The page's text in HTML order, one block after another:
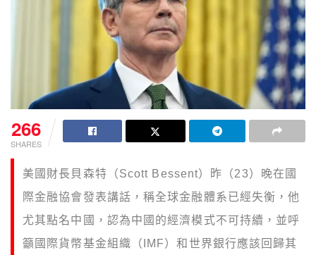
266
SHARES
美國財長貝森特（Scott Bessent）昨（23）晚在國
際金融協會發表講話，稱全球金融體系已經失衡，他
尤其點名中國，認為中國的經濟模式不可持續，並呼
籲國際貨幣基金組織（IMF）和世界銀行應該回歸其